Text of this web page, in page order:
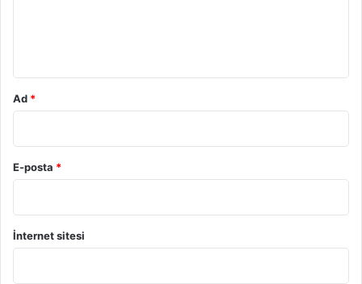
Ad *
E-posta *
İnternet sitesi